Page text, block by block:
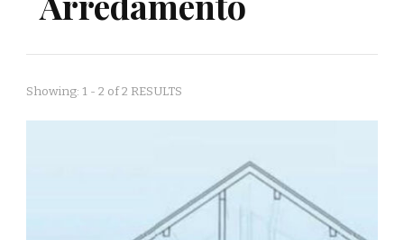
Showing: 1 - 2 of 2 RESULTS